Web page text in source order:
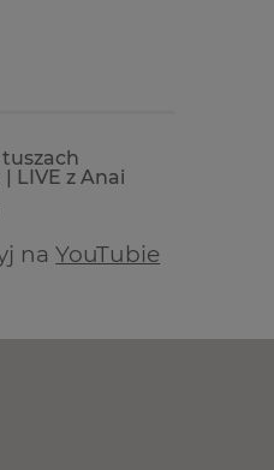
LIVE z Anai
naYouTubie